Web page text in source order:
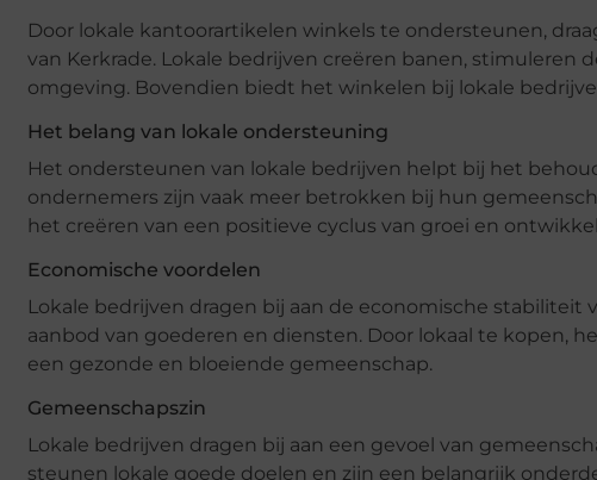
Door lokale kantoorartikelen winkels te ondersteunen,
van Kerkrade. Lokale bedrijven creëren banen, stimuleren
omgeving. Bovendien biedt het winkelen bij lokale
Het belang van lokale ondersteuning
Het ondersteunen van lokale bedrijven helpt bij het
ondernemers zijn vaak meer betrokken bij hun
het creëren van een positieve cyclus van groei en
Economische voordelen
Lokale bedrijven dragen bij aan de economische stabiliteit
aanbod van goederen en diensten. Door lokaal te kopen,
een gezonde en bloeiende gemeenschap.
Gemeenschapszin
Lokale bedrijven dragen bij aan een gevoel van
steunen lokale goede doelen en zijn een belangrijk